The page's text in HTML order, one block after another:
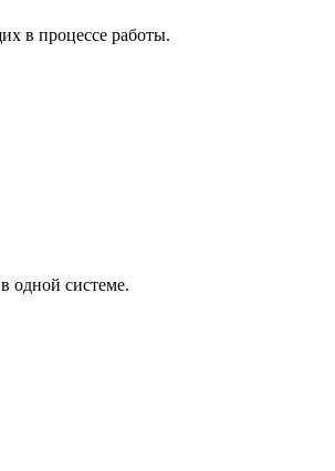
в процессе работы.
одной системе.